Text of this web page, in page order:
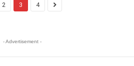
2 3 4
- Advertisement -